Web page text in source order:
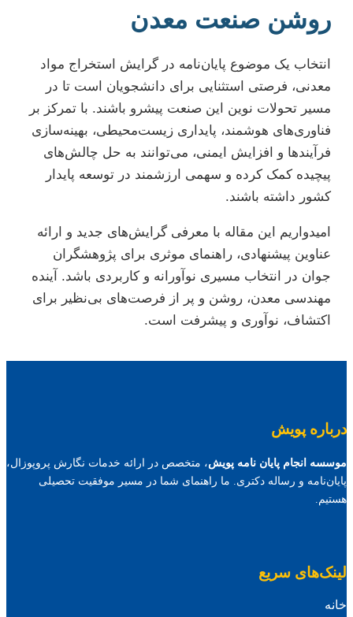
روشن صنعت معدن
انتخاب یک موضوع پایان‌نامه در گرایش استخراج مواد
معدنی، فرصتی استثنایی برای دانشجویان است تا در
مسیر تحولات نوین این صنعت پیشرو باشند. با تمرکز بر
فناوری‌های هوشمند، پایداری زیست‌محیطی، بهینه‌سازی
فرآیندها و افزایش ایمنی، می‌توانند به حل چالش‌های
پیچیده کمک کرده و سهمی ارزشمند در توسعه پایدار
کشور داشته باشند.
امیدواریم این مقاله با معرفی گرایش‌های جدید و ارائه
عناوین پیشنهادی، راهنمای موثری برای پژوهشگران
جوان در انتخاب مسیری نوآورانه و کاربردی باشد. آینده
مهندسی معدن، روشن و پر از فرصت‌های بی‌نظیر برای
اکتشاف، نوآوری و پیشرفت است.
درباره پویش
موسسه انجام پایان نامه پویش، متخصص در ارائه خدمات نگارش پروپوزال،
پایان‌نامه و رساله دکتری. ما راهنمای شما در مسیر موفقیت تحصیلی
هستیم.
لینک‌های سریع
خانه